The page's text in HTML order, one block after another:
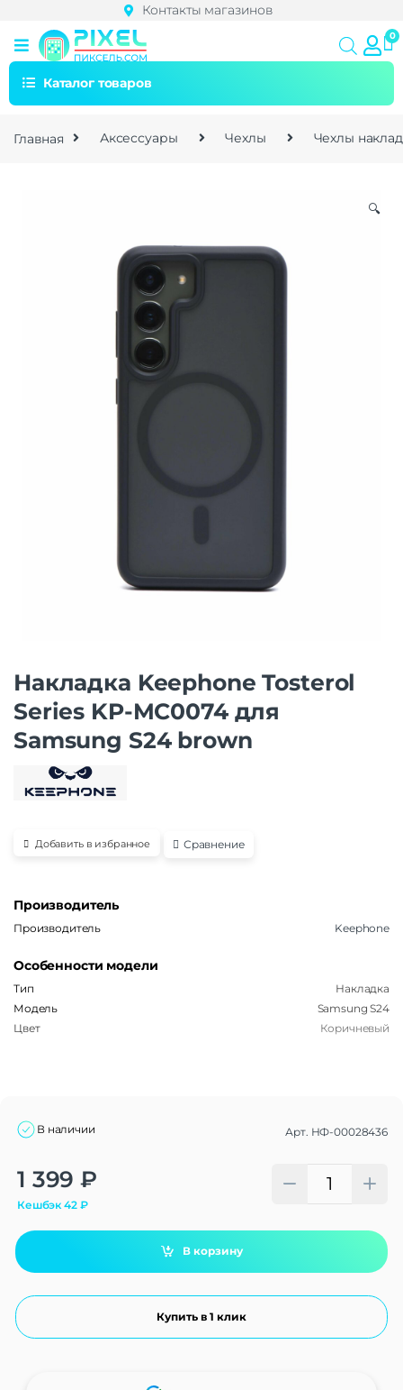
Контакты магазинов
Каталог товаров
Главная Аксессуары Чехлы Чехлы
🔍
Накладка Keephone Tosterol
Series KP-MC0074 для
Samsung S24 brown
Добавить в избранное Сравнение
Производитель
Производитель Keephone
Особенности модели
Тип
Накладка
Модель
Samsung S24
Цвет
Коричневый
В наличии Арт. НФ-00028436
1 399 ₽
Кешбэк42₽
В корзину
Купить в 1 клик
Alternative: